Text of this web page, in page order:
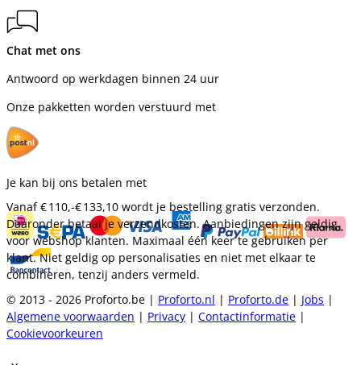
Chat met ons
Antwoord op werkdagen binnen 24 uur
Onze pakketten worden verstuurd met
Je kan bij ons betalen met
Vanaf€ 110,-€ 133,10 wordt je bestelling gratis verzonden.
Daaronder betaal je verzendkosten. Aanbiedingen zijn geldig
voor webshop klanten. Maximaal één keer te gebruiken per
klant. Niet geldig op personalisaties en niet met elkaar te
combineren, tenzij anders vermeld.
© 2013 - 2026 Proforto.be | Proforto.nl | Proforto.de | Jobs |
Algemene voorwaarden | Privacy | Contactinformatie |
Cookievoorkeuren